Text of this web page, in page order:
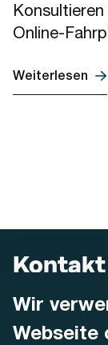
Wir
Webseite
Online-
Weiterlesen
Kontakt
AREMO